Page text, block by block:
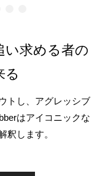
い求める者の
る
トし、アグレッシブ
はアイコニックな
釈します。